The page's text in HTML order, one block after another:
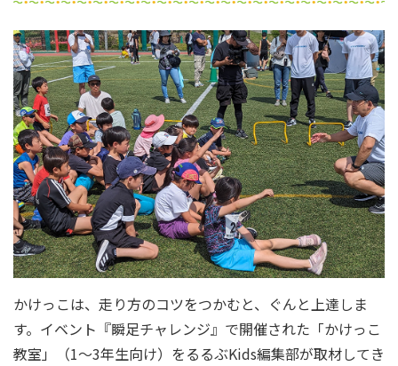
かけっこは、走り方のコツをつかむと、ぐんと上達しま
す。イベント『瞬足チャレンジ』で開催された「かけっこ
教室」（1～3年生向け）をるるぶKids編集部が取材してき